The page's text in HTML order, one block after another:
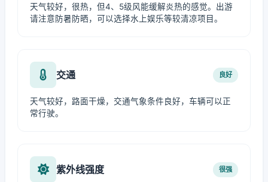
天气较好，很热，但4、5级风能缓解炎热的感觉。出游
请注意防暑防晒，可以选择水上娱乐等较清凉项目。
交通 良好
天气较好，路面干燥，交通气象条件良好，车辆可以正
常行驶。
紫外线强度 很强